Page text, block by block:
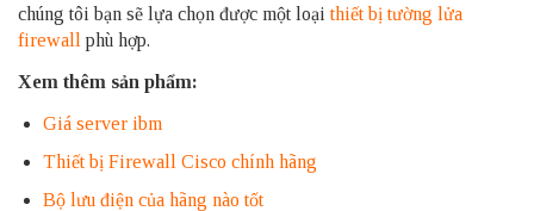
chúng tôi bạn sẽ lựa chọn được một loạithiết bị tường lửa
firewall phù hợp.
Xem thêm sản phẩm:
Giá server ibm
Thiết bị Firewall Cisco chính hãng
Bộ lưu điện của hãng nào tốt